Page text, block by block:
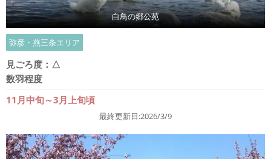
白鳥の郷公苑
弥彦・燕三条エリア
見ごろ度： △
数羽程度
11月中旬～3月上旬頃
最終更新日:2026/3/9